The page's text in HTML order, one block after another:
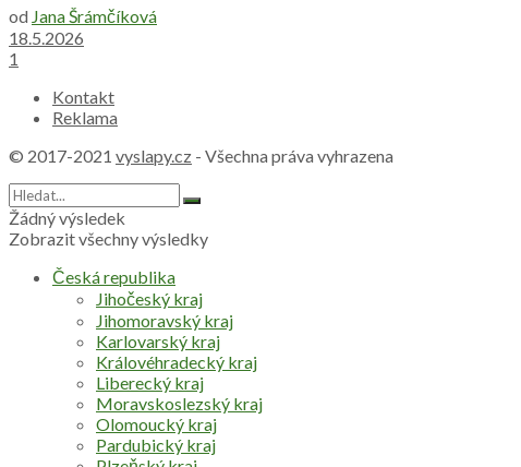
od Jana Šrámčíková
18.5.2026
1
Kontakt
Reklama
© 2017-2021 vyslapy.cz - Všechna práva vyhrazena
Žádný výsledek
Zobrazit všechny výsledky
Česká republika
Jihočeský kraj
Jihomoravský kraj
Karlovarský kraj
Královéhradecký kraj
Liberecký kraj
Moravskoslezský kraj
Olomoucký kraj
Pardubický kraj